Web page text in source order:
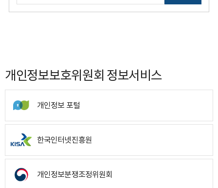
개인정보보호위원회 정보서비스
개인정보 포털
한국인터넷진흥원
개인정보분쟁조정위원회